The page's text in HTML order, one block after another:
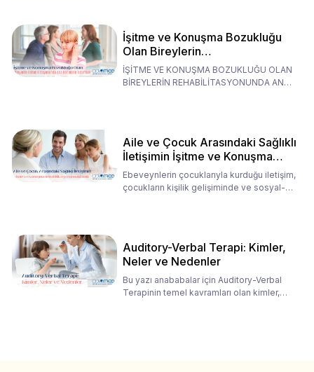
İşitme ve Konuşma Bozukluğu
Olan Bireylerin
Rehabilitasyonunda Ana
Babaların Tutumları
İŞİTME VE KONUŞMA BOZUKLUĞU OLAN
BİREYLERİN REHABİLİTASYONUNDA ANA
Aile ve Çocuk Arasındaki Sağlıklı
İletişimin İşitme ve Konuşma
Rehabilitasyonundaki Rolü
Ebeveynlerin çocuklarıyla kurduğu iletişim,
çocukların kişilik gelişiminde ve sosyal-
Auditory-Verbal Terapi: Kimler,
Neler ve Nedenler
Bu yazı anababalar için Auditory-Verbal
Terapinin temel kavramları olan kimler,